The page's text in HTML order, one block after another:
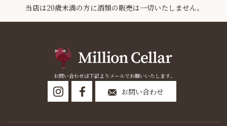
当店は20歳未満の方に酒類の販売は一切いたしません。
お問い合わせは下記よりメールでお願いいたします。
お問い合わせ